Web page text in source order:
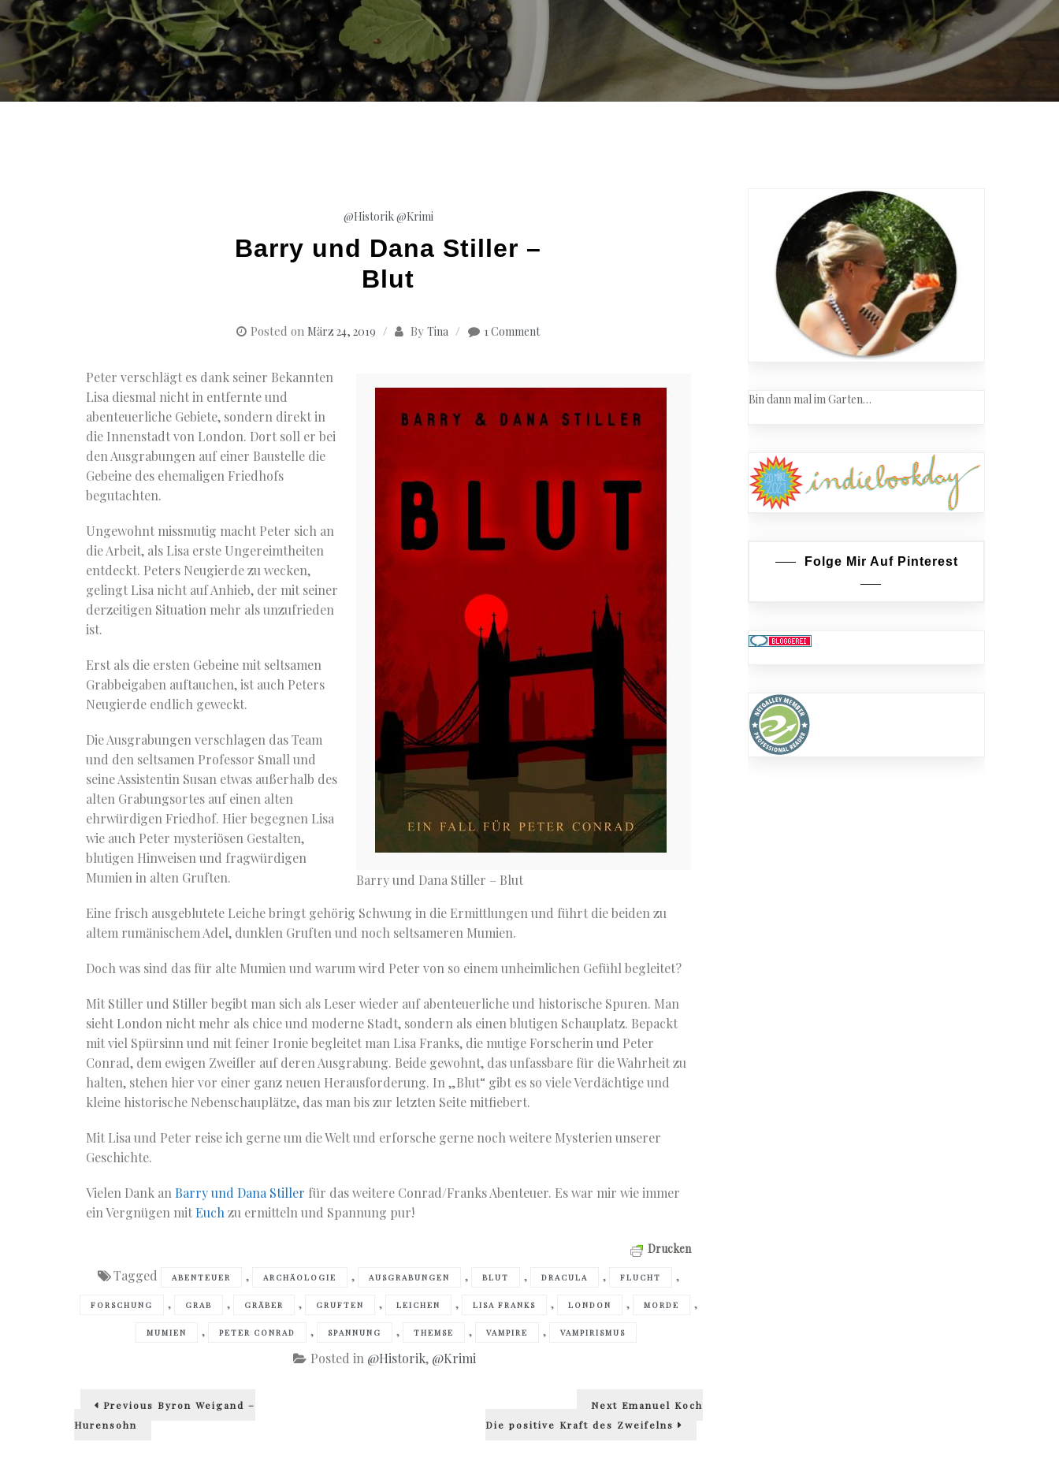
@Historik@Krimi
Barry und Dana Stiller –
Blut
Posted on März 24, 2019 By Tina 1 Comment
Barry und Dana Stiller – Blut
Peter verschlägt es dank seiner Bekannten
Lisa diesmal nicht in entfernte und
abenteuerliche Gebiete, sondern direkt in
die Innenstadt von London. Dort soll er bei
den Ausgrabungen auf einer Baustelle die
Gebeine des ehemaligen Friedhofs
begutachten.
Ungewohnt missmutig macht Peter sich an
die Arbeit, als Lisa erste Ungereimtheiten
entdeckt. Peters Neugierde zu wecken,
gelingt Lisa nicht auf Anhieb, der mit seiner
derzeitigen Situation mehr als unzufrieden
ist.
Erst als die ersten Gebeine mit seltsamen
Grabbeigaben auftauchen, ist auch Peters
Neugierde endlich geweckt.
Die Ausgrabungen verschlagen das Team
und den seltsamen Professor Small und
seine Assistentin Susan etwas außerhalb des
alten Grabungsortes auf einen alten
ehrwürdigen Friedhof. Hier begegnen Lisa
wie auch Peter mysteriösen Gestalten,
blutigen Hinweisen und fragwürdigen
Mumien in alten Gruften.
Eine frisch ausgeblutete Leiche bringt gehörig Schwung in die Ermittlungen und führt die beiden zu
altem rumänischem Adel, dunklen Gruften und noch seltsameren Mumien.
Doch was sind das für alte Mumien und warum wird Peter von so einem unheimlichen Gefühl begleitet?
Mit Stiller und Stiller begibt man sich als Leser wieder auf abenteuerliche und historische Spuren. Man
sieht London nicht mehr als chice und moderne Stadt, sondern als einen blutigen Schauplatz. Bepackt
mit viel Spürsinn und mit feiner Ironie begleitet man Lisa Franks, die mutige Forscherin und Peter
Conrad, dem ewigen Zweifler auf deren Ausgrabung. Beide gewohnt, das unfassbare für die Wahrheit zu
halten, stehen hier vor einer ganz neuen Herausforderung. In „Blut“ gibt es so viele Verdächtige und
kleine historische Nebenschauplätze, das man bis zur letzten Seite mitfiebert.
Mit Lisa und Peter reise ich gerne um die Welt und erforsche gerne noch weitere Mysterien unserer
Geschichte.
Vielen Dank an Barry und Dana Stiller für das weitere Conrad/Franks Abenteuer. Es war mir wie immer
ein Vergnügen mitEuchzu ermitteln und Spannung pur!
Drucken
Tagged ABENTEUER , ARCHÄOLOGIE , AUSGRABUNGEN , BLUT , DRACULA , FLUCHT ,
FORSCHUNG , GRAB , GRÄBER , GRUFTEN , LEICHEN , LISA FRANKS , LONDON , MORDE ,
MUMIEN , PETER CONRAD , SPANNUNG , THEMSE , VAMPIRE , VAMPIRISMUS
Posted in @Historik, @Krimi
Beitragsnavigation
Previous Previous
Byron Weigand –
Hurensohn
Next Next
Emanuel Koch
Die positive Kraft des Zweifelns
Bin dann mal im Garten…
Folge Mir Auf Pinterest